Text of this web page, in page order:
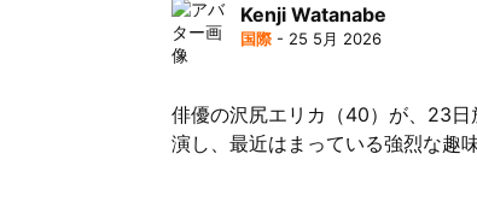
Kenji Watanabe
国際 - 25 5月 2026
俳優の沢尻エリカ（40）が、23
演し、最近はまっている強烈な趣